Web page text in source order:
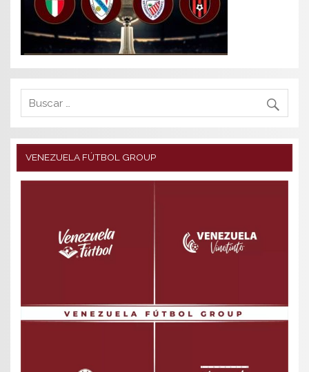
VENEZUELA FÚTBOL GROUP